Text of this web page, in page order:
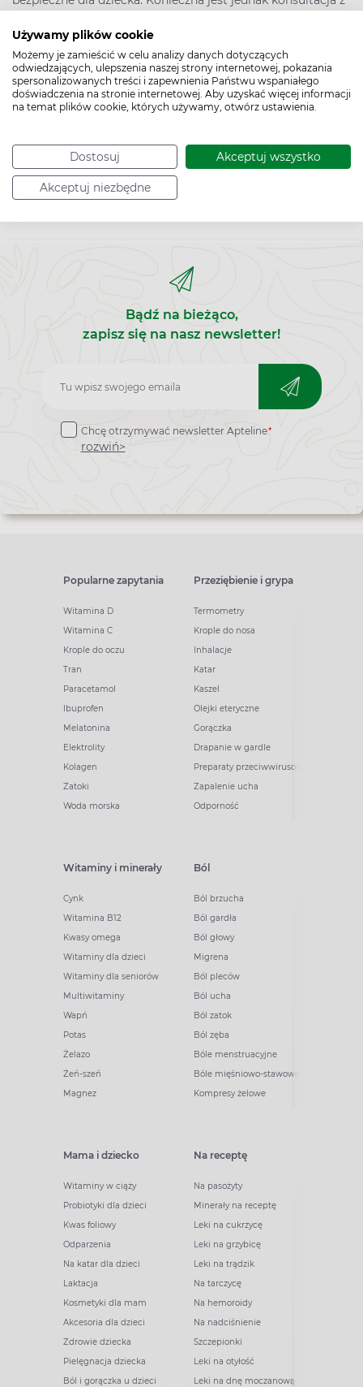
Używamy plików cookie
Możemy je zamieścić w celu analizy danych dotyczących
odwiedzających, ulepszenia naszej strony internetowej, pokazania
spersonalizowanych treści i zapewnienia Państwu wspaniałego
doświadczenia na stronie internetowej. Aby uzyskać więcej informacji
na temat plików cookie, których używamy, otwórz ustawienia.
Dostosuj Akceptuj wszystko
Akceptuj niezbędne
Digoksyna – w jakich postaciach występuje?
Substancja jest dostępna w postaci:
tabletek;
roztworu do wstrzykiwań;
Wszystkie preparaty są dostępne wyłącznie na receptę.
Bądź na bieżąco,
zapisz się na nasz newsletter!
Zapisz
do
newslettera
Chcę otrzymywać newsletter Apteline*
rozwiń>
Popularne zapytania
Witamina D
Witamina C
Krople do oczu
Tran
Paracetamol
Ibuprofen
Melatonina
Elektrolity
Kolagen
Zatoki
Woda morska
Przeziębienie i grypa
Termometry
Krople do nosa
Inhalacje
Katar
Kaszel
Olejki eteryczne
Gorączka
Drapanie w gardle
Preparaty przeciwwirusowe
Zapalenie ucha
Odporność
Witaminy i minerały
Cynk
Witamina B12
Kwasy omega
Witaminy dla dzieci
Witaminy dla seniorów
Multiwitaminy
Wapń
Potas
Żelazo
Żeń-szeń
Magnez
Ból
Ból brzucha
Ból gardła
Ból głowy
Migrena
Ból pleców
Ból ucha
Ból zatok
Ból zęba
Bóle menstruacyjne
Bóle mięśniowo-stawowe
Kompresy żelowe
Mama i dziecko
Witaminy w ciąży
Probiotyki dla dzieci
Kwas foliowy
Odparzenia
Na katar dla dzieci
Laktacja
Kosmetyki dla mam
Akcesoria dla dzieci
Zdrowie dziecka
Pielęgnacja dziecka
Ból i gorączka u dzieci
Na receptę
Na pasożyty
Minerały na receptę
Leki na cukrzycę
Leki na grzybicę
Leki na trądzik
Na tarczycę
Na hemoroidy
Na nadciśnienie
Szczepionki
Leki na otyłość
Leki na dnę moczanową